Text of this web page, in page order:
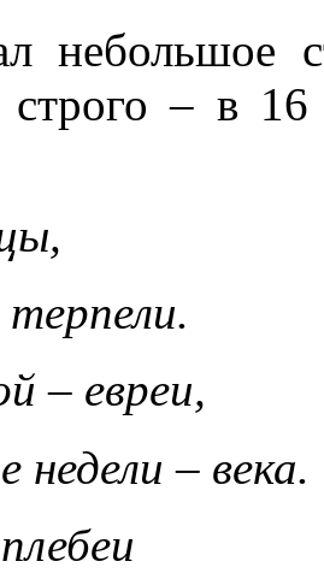
небольшое
– в
– евреи,
недели – века.